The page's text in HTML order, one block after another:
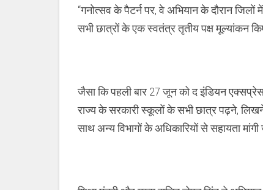
“गनोत्सव के पैटर्न पर, वे अभियान के दौरान
सभी छात्रों के एक स्वतंत्र तृतीय पक्ष मूल्यांकन
जैसा कि पहली बार 27 जून को द इंडियन एक्सप्रेस
राज्य के सरकारी स्कूलों के सभी छात्र पढ़ने,
साथ अन्य विभागों के अधिकारियों से सहायता मांगी